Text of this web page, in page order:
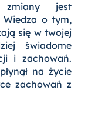
jest
Wiedza o tym,
się w twojej
świadome
i zachowań.
na życie
zachowań z